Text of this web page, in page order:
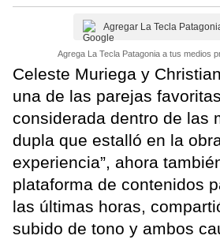
Agregar La Tecla
Agrega La Tecla Patagonia a tus medios
Celeste Muriega y
una de las parejas
considerada dentro de las
dupla que estalló en la
experiencia”, ahora
plataforma de contenidos
las últimas horas,
subido de tono y ambos